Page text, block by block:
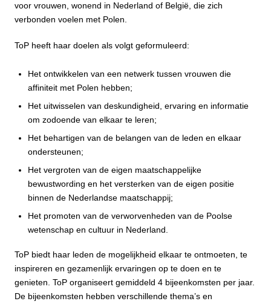
voor vrouwen, wonend in Nederland of België, die zich
verbonden voelen met Polen.
ToP heeft haar doelen als volgt geformuleerd:
Het ontwikkelen van een netwerk tussen vrouwen die
affiniteit met Polen hebben;
Het uitwisselen van deskundigheid, ervaring en informatie
om zodoende van elkaar te leren;
Het behartigen van de belangen van de leden en elkaar
ondersteunen;
Het vergroten van de eigen maatschappelijke
bewustwording en het versterken van de eigen positie
binnen de Nederlandse maatschappij;
Het promoten van de verworvenheden van de Poolse
wetenschap en cultuur in Nederland.
ToP biedt haar leden de mogelijkheid elkaar te ontmoeten, te
inspireren en gezamenlijk ervaringen op te doen en te
genieten. ToP organiseert gemiddeld 4 bijeenkomsten per jaar.
De bijeenkomsten hebben verschillende thema’s en